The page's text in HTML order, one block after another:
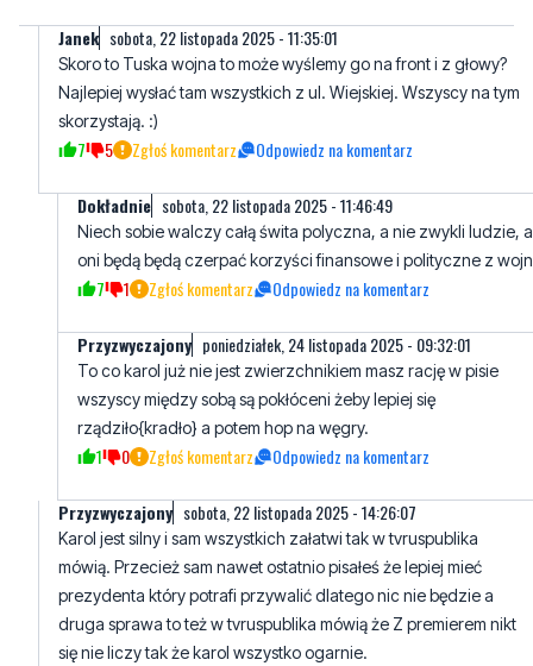
Janek sobota, 22 listopada 2025 - 11:35:01
Skoro to Tuska wojna to może wyślemy go na front i z głowy?
Najlepiej wysłać tam wszystkich z ul. Wiejskiej. Wszyscy na tym
skorzystają. :)
7 5 Zgłoś komentarz Odpowiedz na komentarz
Dokładnie sobota, 22 listopada 2025 - 11:46:49
Niech sobie walczy całą świta polyczna, a nie zwykli ludzie, a
oni będą będą czerpać korzyści finansowe i polityczne z
7 1 Zgłoś komentarz Odpowiedz na komentarz
Przyzwyczajony poniedziałek, 24 listopada 2025 - 09:32:01
To co karol już nie jest zwierzchnikiem masz rację w pisie
wszyscy między sobą są pokłóceni żeby lepiej się
rządziło{kradło} a potem hop na węgry.
1 0 Zgłoś komentarz Odpowiedz na komentarz
Przyzwyczajony sobota, 22 listopada 2025 - 14:26:07
Karol jest silny i sam wszystkich załatwi tak w tvruspublika
mówią. Przecież sam nawet ostatnio pisałeś że lepiej mieć
prezydenta który potrafi przywalić dlatego nic nie będzie a
druga sprawa to też w tvruspublika mówią że Z premierem nikt
się nie liczy tak że karol wszystko ogarnie.